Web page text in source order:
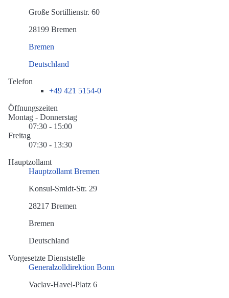
Große Sortillienstr. 60
28199 Bremen
Bremen
Deutschland
Telefon
+49 421 5154-0
Öffnungszeiten
Montag - Donnerstag
07:30 - 15:00
Freitag
07:30 - 13:30
Hauptzollamt
Hauptzollamt Bremen
Konsul-Smidt-Str. 29
28217 Bremen
Bremen
Deutschland
Vorgesetzte Dienststelle
Generalzolldirektion Bonn
Vaclav-Havel-Platz 6